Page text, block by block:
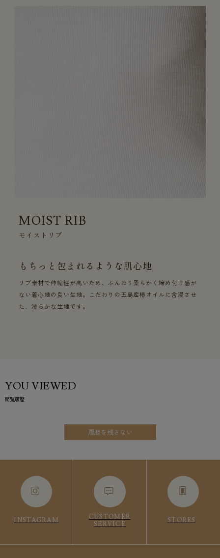
MOIST RIB
モイストリブ
もちっと包まれるような肌心地
リブ素材で伸縮性が高いため、ふんわり柔らかく締め付け感が
ない着心地の良い生地。こだわりの五島産椿オイルに含浸させ
た、滑らかな生地です。
YOU VIEWED
閲覧履歴
履歴を残さない
INSTAGRAM
CUSTOMER
SERVICE
STORES